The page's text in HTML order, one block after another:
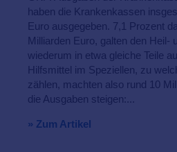
haben die Krankenkassen
Euro ausgegeben. 7,1 Prozent
Milliarden Euro, galten den Heil-
wiederum in etwa gleiche Teile
Hilfsmittel im Speziellen, zu
zählen, machten also rund 10
die Ausgaben steigen:...
» Zum Artikel